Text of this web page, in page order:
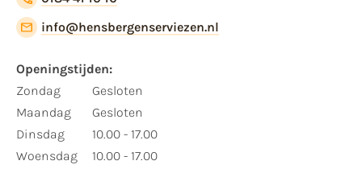
info@hensbergenserviezen.nl
Openingstijden:
Zondag
Maandag
Dinsdag
Woensdag
Gesloten
Gesloten
10.00 - 17.00
10.00 - 17.00